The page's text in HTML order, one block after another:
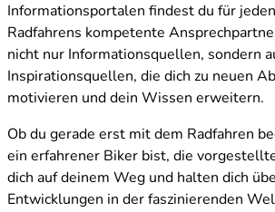
Informationsportalen findest du für
Radfahrens kompetente
nicht nur Informationsquellen, sondern
Inspirationsquellen, die dich zu neuen
motivieren und dein Wissen erweitern.
Ob du gerade erst mit dem Radfahren
ein erfahrener Biker bist, die
dich auf deinem Weg und halten dich
Entwicklungen in der faszinierenden